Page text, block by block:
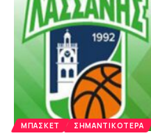
ΜΠΆΣΚΕΤ ΣΗΜΑΝΤΙΚΌΤΕΡΑ